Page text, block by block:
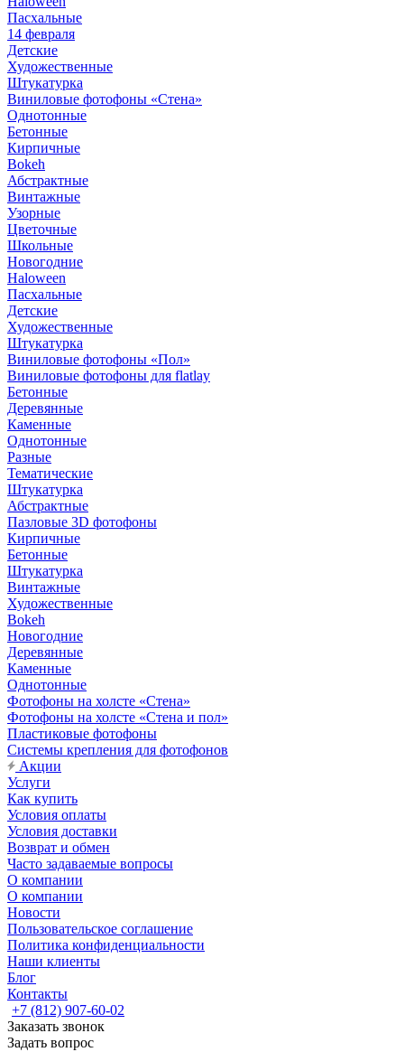
Пасхальные
14 февраля
Детские
Художественные
Штукатурка
Виниловые фотофоны «Стена»
Однотонные
Бетонные
Кирпичные
Bokeh
Абстрактные
Винтажные
Узорные
Цветочные
Школьные
Новогодние
Haloween
Пасхальные
Детские
Художественные
Штукатурка
Виниловые фотофоны «Пол»
Виниловые фотофоны для flatlay
Бетонные
Деревянные
Каменные
Однотонные
Разные
Тематические
Штукатурка
Абстрактные
Пазловые 3D фотофоны
Кирпичные
Бетонные
Штукатурка
Винтажные
Художественные
Bokeh
Новогодние
Деревянные
Каменные
Однотонные
Фотофоны на холсте «Стена»
Фотофоны на холсте «Стена и пол»
Пластиковые фотофоны
Системы крепления для фотофонов
Акции
Услуги
Как купить
Условия оплаты
Условия доставки
Возврат и обмен
Часто задаваемые вопросы
О компании
О компании
Новости
Пользовательское соглашение
Политика конфиденциальности
Наши клиенты
Блог
Контакты
+7 (812) 907-60-02
Заказать звонок
Задать вопрос